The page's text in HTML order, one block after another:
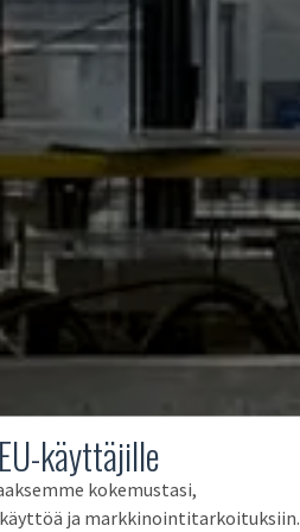
käyttäjille
kokemustasi,
ja markkinointitarkoituksiin.